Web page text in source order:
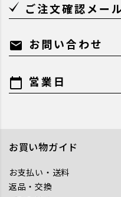
ご注文確認メール
mail お問い合わせ
calendar_today 営業日
お買い物ガイド
お支払い・送料
返品・交換